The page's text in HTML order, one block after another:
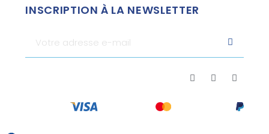
INSCRIPTION À LA NEWSLETTER